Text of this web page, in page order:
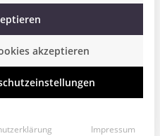
akzeptieren
Impressum